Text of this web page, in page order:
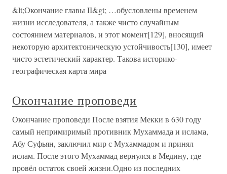
&lt;Окончание главы II&gt; …обусловлены временем
жизни исследователя, а также чисто случайным
состоянием материалов, и этот момент[129], вносящий
некоторую архитектоническую устойчивость[130], имеет
чисто эстетический характер. Такова историко-
географическая карта мира
Окончание проповеди
Окончание проповеди После взятия Мекки в 630 году
самый непримиримый противник Мухаммада и ислама,
Абу Суфьян, заключил мир с Мухаммадом и принял
ислам. После этого Мухаммад вернулся в Медину, где
провёл остаток своей жизни.Одно из последних